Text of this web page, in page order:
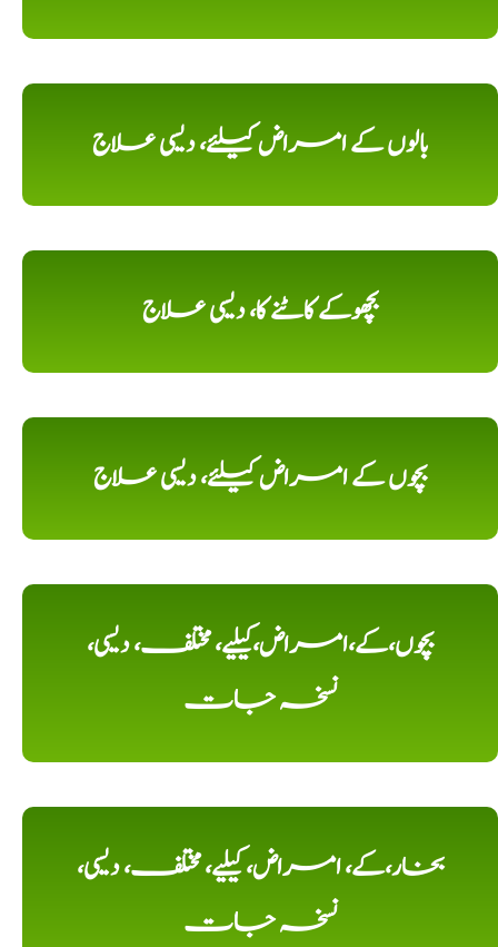
بالوں کے امراض کیلئے، دیسی علاج
بچھوکے کاٹنے کا، دیسی علاج
بچوں کے امراض کیلئے، دیسی علاج
بچوں،کے،امراض،کیلیے، مختلف، دیسی،
نسخہ جات
بخار،کے، امراض، کیلیے، مختلف، دیسی،
نسخہ جات